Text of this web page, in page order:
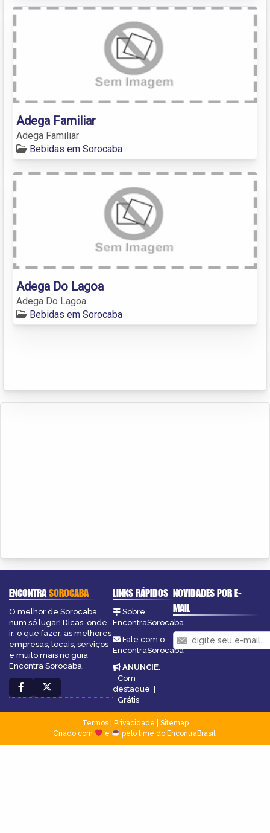
Adega Familiar
Adega Familiar
Bebidas em Sorocaba
Adega Do Lagoa
Adega Do Lagoa
Bebidas em Sorocaba
ENCONTRASOROCABA
O melhor de Sorocaba
num só lugar! Dicas, onde
ir, o que fazer, as melhores
empresas, locais, serviços
e muito mais no guia
Encontra Sorocaba.
LINKS RÁPIDOS
Sobre
EncontraSorocaba
Fale com o
EncontraSorocaba
ANUNCIE:
Com
destaque |
Grátis
NOVIDADES POR E-
MAIL
Termos| Privacidade
Sitemap
Criado com
e pelo time do EncontraBrasil